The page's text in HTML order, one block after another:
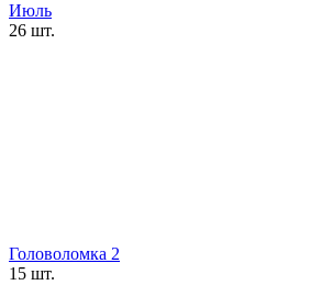
Июль
26 шт.
Головоломка 2
15 шт.